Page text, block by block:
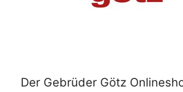
Der Gebrüder Götz